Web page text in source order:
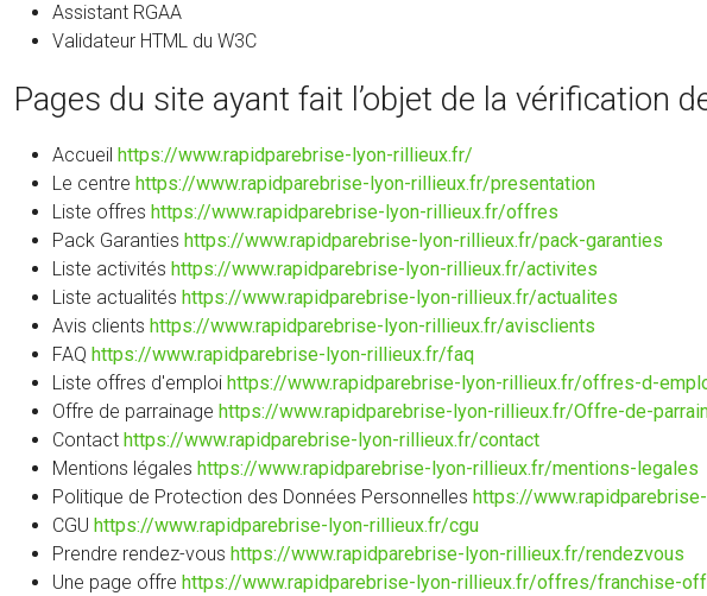
Assistant RGAA
Validateur HTML du W3C
Pages du site ayant fait l’objet de la vérification
Accueil https://www.rapidparebrise-lyon-rillieux.fr/
Le centre https://www.rapidparebrise-lyon-rillieux.fr/presentation
Liste offres https://www.rapidparebrise-lyon-rillieux.fr/offres
Pack Garanties https://www.rapidparebrise-lyon-rillieux.fr/pack-garanties
Liste activités https://www.rapidparebrise-lyon-rillieux.fr/activites
Liste actualités https://www.rapidparebrise-lyon-rillieux.fr/actualites
Avis clients https://www.rapidparebrise-lyon-rillieux.fr/avisclients
FAQ https://www.rapidparebrise-lyon-rillieux.fr/faq
Liste offres d'emploi https://www.rapidparebrise-lyon-rillieux.fr/offres-d-
Offre de parrainage https://www.rapidparebrise-lyon-rillieux.fr/Offre-de-
Contact https://www.rapidparebrise-lyon-rillieux.fr/contact
Mentions légales https://www.rapidparebrise-lyon-rillieux.fr/mentions-legales
Politique de Protection des Données Personnelles https://
CGU https://www.rapidparebrise-lyon-rillieux.fr/cgu
Prendre rendez-vous https://www.rapidparebrise-lyon-rillieux.fr/rendezvous
Une page offre https://www.rapidparebrise-lyon-rillieux.fr/offres/franchise-